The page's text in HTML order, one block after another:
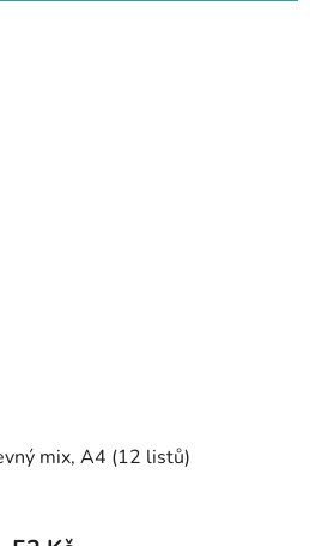
mix, A4 (12 listů)